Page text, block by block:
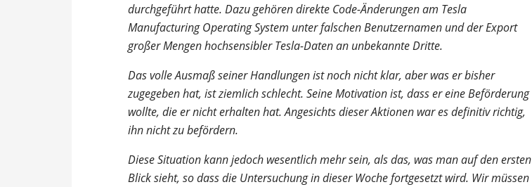
durchgeführt hatte. Dazu gehören direkte Code-Änderungen am Tesla
Manufacturing Operating System unter falschen Benutzernamen und der Export
großer Mengen hochsensibler Tesla-Daten an unbekannte Dritte.
Das volle Ausmaß seiner Handlungen ist noch nicht klar, aber was er bisher
zugegeben hat, ist ziemlich schlecht. Seine Motivation ist, dass er eine Beförderung
wollte, die er nicht erhalten hat. Angesichts dieser Aktionen war es definitiv richtig,
ihn nicht zu befördern.
Diese Situation kann jedoch wesentlich mehr sein, als das, was man auf den ersten
Blick sieht, so dass die Untersuchung in dieser Woche fortgesetzt wird. Wir müssen